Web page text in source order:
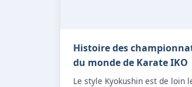
Histoire des
du monde de Karate IKO
Le style Kyokushin est de loin